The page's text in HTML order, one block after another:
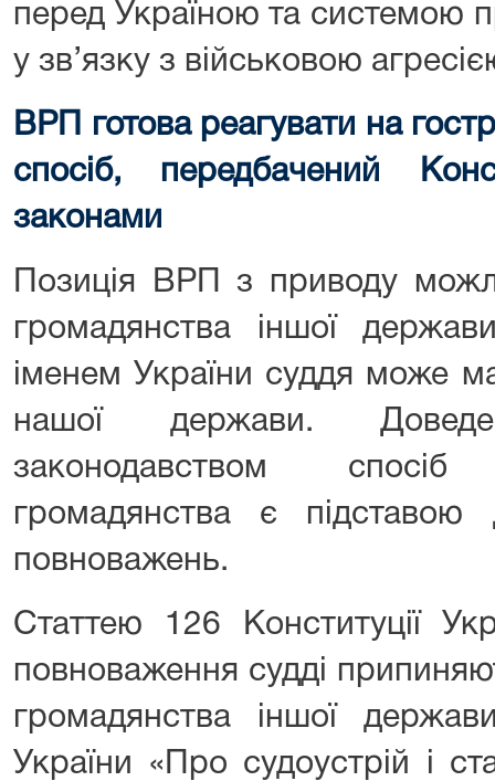
перед Україною та системою
у зв’язку з військовою
ВРП готова реагувати на
спосіб, передбачений
законами
Позиція ВРП з приводу
громадянства іншої
іменем України суддя може
нашої держави.
законодавством
громадянства є
повноважень.
Статтею 126 Конституції
повноваження судді
громадянства іншої
України «Про судоустрій і